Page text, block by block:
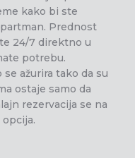
kako bi ste
Prednost
24/7 direktno u
potrebu.
ažurira tako da su
ostaje samo da
rezervacija se na